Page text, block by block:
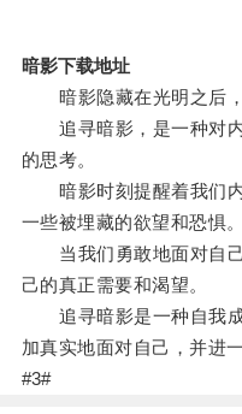
暗影下载地址
暗影隐藏在光明之后，
追寻暗影，是一种对内
的思考。
暗影时刻提醒着我们内
一些被埋藏的欲望和恐惧。
当我们勇敢地面对自己
己的真正需要和渴望。
追寻暗影是一种自我成
加真实地面对自己，并进
#3#